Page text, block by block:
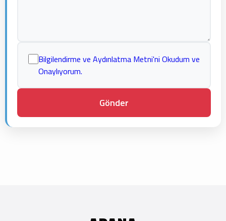
Bilgilendirme ve Aydınlatma Metni'ni Okudum ve
Onaylıyorum.